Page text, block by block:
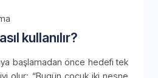
kullanılır?
başlamadan önce hedefi tek
olur: “Bugün çocuk iki nesne